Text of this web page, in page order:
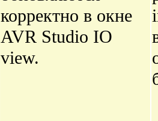
корректно в окне
AVR Studio IO
view.